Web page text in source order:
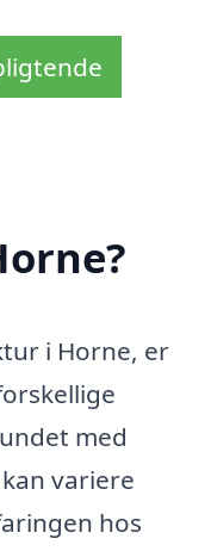
i Horne, er
med
variere
hos